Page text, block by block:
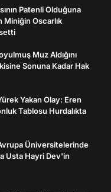
Patenli Olduğuna
Miniğin Oscarlık
Muz Aldığını
Sonuna Kadar Hak
Yakan Olay: Eren
Tablosu Hurdalıkta
Üniversitelerinde
Usta Hayri Dev'in